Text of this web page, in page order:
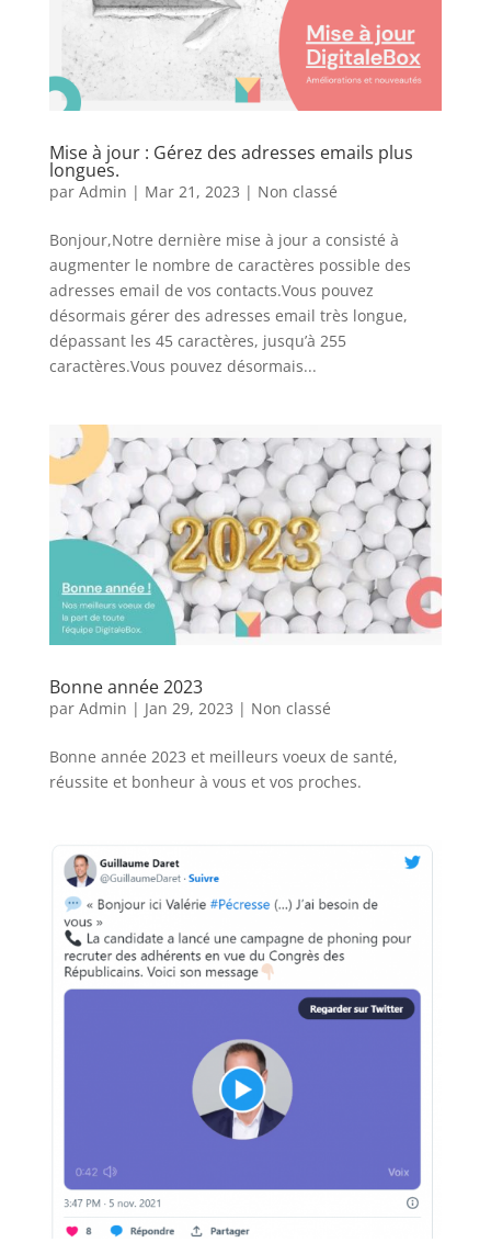
Mise à jour : Gérez des adresses emails plus
longues.
par Admin | Mar 21, 2023 | Non classé
Bonjour,Notre dernière mise à jour a consisté à
augmenter le nombre de caractères possible des
adresses email de vos contacts.Vous pouvez
désormais gérer des adresses email très longue,
dépassant les 45 caractères, jusqu’à 255
caractères.Vous pouvez désormais...
Bonne année 2023
par Admin | Jan 29, 2023 | Non classé
Bonne année 2023 et meilleurs voeux de santé,
réussite et bonheur à vous et vos proches.